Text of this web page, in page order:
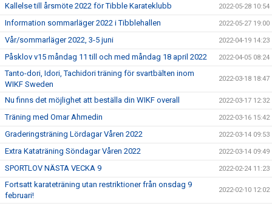
Kallelse till årsmöte 2022 för Tibble Karateklubb 2022-05-28 10:54
Information sommarläger 2022 i Tibblehallen 2022-05-27 19:00
Vår/sommarläger 2022, 3-5 juni 2022-04-19 14:23
Påsklov v15 måndag 11 till och med måndag 18 april 2022 2022-04-05 08:24
Tanto-dori, Idori, Tachidori träning för svartbälten inom
WIKF Sweden
2022-03-18 18:47
Nu finns det möjlighet att beställa din WIKF overall 2022-03-17 12:32
Träning med Omar Ahmedin 2022-03-16 15:42
Graderingsträning Lördagar Våren 2022 2022-03-14 09:53
Extra Kataträning Söndagar Våren 2022 2022-03-14 09:49
SPORTLOV NÄSTA VECKA 9 2022-02-24 11:23
Fortsatt karateträning utan restriktioner från onsdag 9
februari!
2022-02-10 12:02